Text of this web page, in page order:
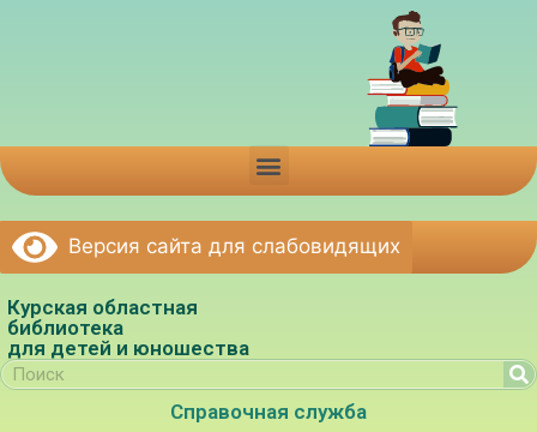
Версия сайта для слабовидящих
Курская областная
библиотека
для детей и юношества
Справочная служба